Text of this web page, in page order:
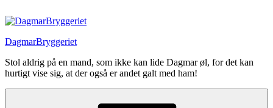
til
DagmarBryggeriet
Stol aldrig på en mand, som ikke kan lide Dagmar øl, for det kan
hurtigt vise sig, at der også er andet galt med ham!